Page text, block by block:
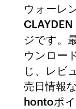
ウォーレ
ジです。
ウンロー
じ、レビ
売日情報
hontoポイ